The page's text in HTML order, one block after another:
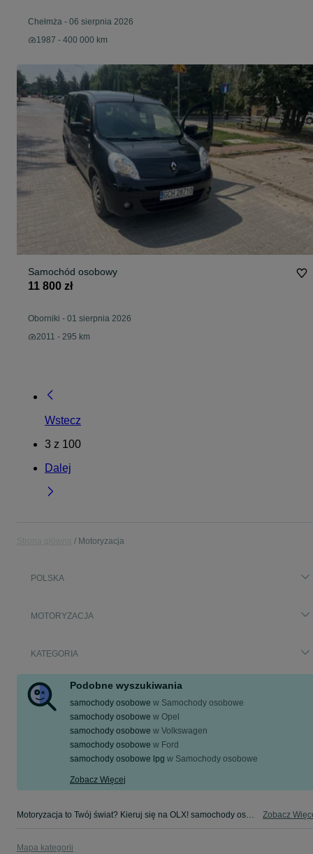
Chełmża - 06 sierpnia 2026
1987 - 400 000 km
Samochód osobowy
11 800 zł
Oborniki - 01 sierpnia 2026
2011 - 295 km
Wstecz
3 z 100
Dalej
Motoryzacja
POLSKA
MOTORYZACJA
KATEGORIA
Podobne wyszukiwania
samochody osobowe w Samochody osobowe
samochody osobowe w Opel
samochody osobowe w Volkswagen
samochody osobowe w Ford
samochody osobowe lpg w Samochody osobowe
Zobacz Więcej
Motoryzacja to Twój świat? Kieruj się na OLX! samochody osobowe w Twojej okolicy - tylko w kategorii Motoryzacja na OLX! Zobacz
Mapa kategorii